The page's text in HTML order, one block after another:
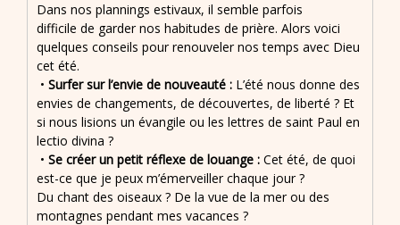
Dans nos plannings estivaux, il semble parfois
difficile de garder nos habitudes de prière. Alors voici
quelques conseils pour renouveler nos temps avec Dieu
cet été.
• Surfer sur l’envie de nouveauté : L’été nous donne des
envies de changements, de découvertes, de liberté ? Et
si nous lisions un évangile ou les lettres de saint Paul en
lectio divina ?
• Se créer un petit réflexe de louange : Cet été, de quoi
est-ce que je peux m’émerveiller chaque jour ?
Du chant des oiseaux ? De la vue de la mer ou des
montagnes pendant mes vacances ?